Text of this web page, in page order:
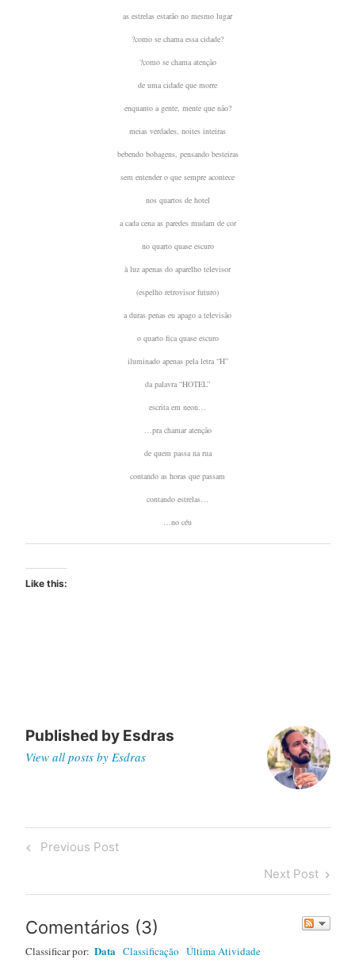
as estrelas estarão no mesmo lugar
?como se chama essa cidade?
?como se chama atenção
de uma cidade que morre
enquanto a gente, mente que não?
meias verdades, noites inteiras
bebendo bobagens, pensando besteiras
sem entender o que sempre acontece
nos quartos de hotel
a cada cena as paredes mudam de cor
no quarto quase escuro
à luz apenas do aparelho televisor
(espelho retrovisor futuro)
a duras penas eu apago a televisão
o quarto fica quase escuro
iluminado apenas pela letra “H”
da palavra “HOTEL”
escrita em neon…
…pra chamar atenção
de quem passa na rua
contando as horas que passam
contando estrelas…
…no céu
Like this:
Published by Esdras
View all posts by Esdras
Post
Previous
Previous Post
Next
Post
Next Post
Comentários (3)
Classificar por: Data Classificação Última Atividade